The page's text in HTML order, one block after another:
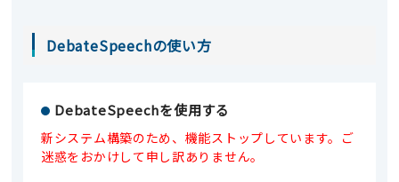
DebateSpeechの使い方
DebateSpeechを使用する
新システム構築のため、機能ストップしています。ご
迷惑をおかけして申し訳ありません。